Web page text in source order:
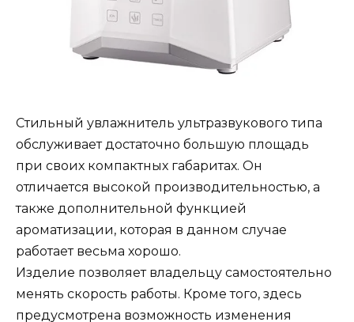
Стильный увлажнитель ультразвукового типа
обслуживает достаточно большую площадь
при своих компактных габаритах. Он
отличается высокой производительностью, а
также дополнительной функцией
ароматизации, которая в данном случае
работает весьма хорошо.
Изделие позволяет владельцу самостоятельно
менять скорость работы. Кроме того, здесь
предусмотрена возможность изменения